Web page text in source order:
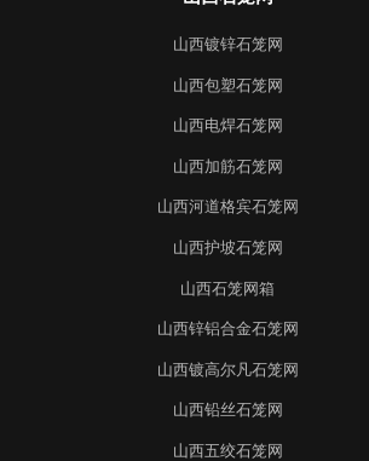
山西镀锌石笼网
山西包塑石笼网
山西电焊石笼网
山西加筋石笼网
山西河道格宾石笼网
山西护坡石笼网
山西石笼网箱
山西锌铝合金石笼网
山西镀高尔凡石笼网
山西铅丝石笼网
山西五绞石笼网